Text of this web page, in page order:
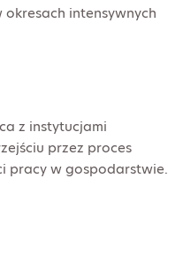
intensywnych
z instytucjami
przez proces
pracy w gospodarstwie.